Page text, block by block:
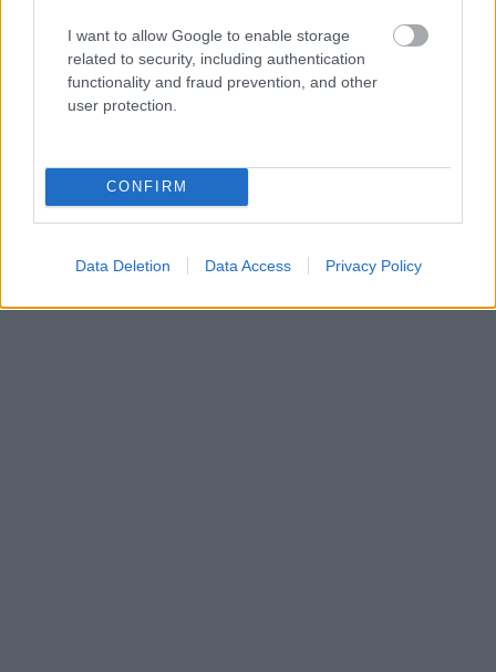
I want to allow Google to enable storage
related to security, including authentication
functionality and fraud prevention, and other
user protection.
CONFIRM
Data Deletion Data Access Privacy Policy